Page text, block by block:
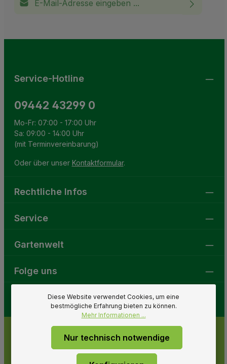
Service-Hotline
09442 43299 0
Mo-Fr: 07:00 - 17:00 Uhr
Sa: 09:00 - 14:00 Uhr
(mit Terminvereinbarung)
Oder über unser Kontaktformular.
Rechtliche Infos
Service
Gartenwelt
Folge uns
Diese Website verwendet Cookies, um eine
bestmögliche Erfahrung bieten zu können.
Mehr Informationen ...
Nur technisch notwendige